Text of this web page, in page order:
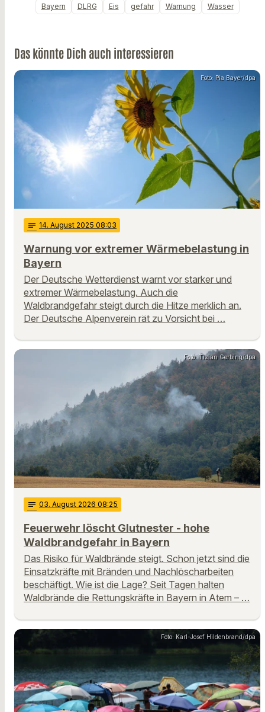
Bayern DLRG Eis gefahr Warnung Wasser
Das könnte Dich auch interessieren
Foto: Pia Bayer/dpa
notes 14. August 2025 08:03
Warnung vor extremer Wärmebelastung in
Bayern
Der Deutsche Wetterdienst warnt vor starker und
extremer Wärmebelastung. Auch die
Waldbrandgefahr steigt durch die Hitze merklich an.
Der Deutsche Alpenverein rät zu Vorsicht bei …
Foto: Tizian Gerbing/dpa
notes 03. August 2026 08:25
Feuerwehr löscht Glutnester - hohe
Waldbrandgefahr in Bayern
Das Risiko für Waldbrände steigt. Schon jetzt sind die
Einsatzkräfte mit Bränden und Nachlöscharbeiten
beschäftigt. Wie ist die Lage? Seit Tagen halten
Waldbrände die Rettungskräfte in Bayern in Atem – …
Foto: Karl-Josef Hildenbrand/dpa